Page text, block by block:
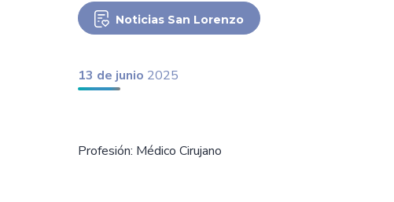
Noticias San Lorenzo
13 de junio 2025
Profesión: Médico Cirujano